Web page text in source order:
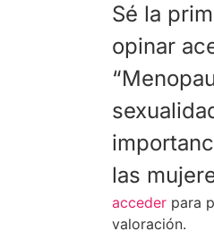
Sé la
opinar
las
accederpara
valoración.